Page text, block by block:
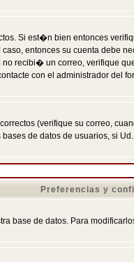
Si est�n bien entonces
entonces su cuenta debe
recibi� un correo, verifique
con el administrador del
(verifique su correo,
de datos de usuarios, si
Preferencias y
base de datos. Para